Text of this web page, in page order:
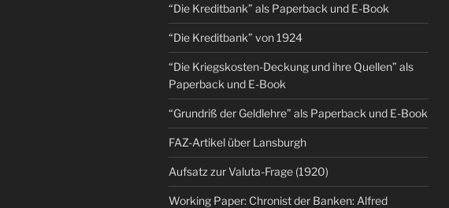
“Die Kreditbank” als Paperback und E-Book
“Die Kreditbank” von 1924
“Die Kriegskosten-Deckung und ihre Quellen” als
Paperback und E-Book
“Grundriß der Geldlehre” als Paperback und E-Book
FAZ-Artikel über Lansburgh
Aufsatz zur Valuta-Frage (1920)
Working Paper: Chronist der Banken: Alfred